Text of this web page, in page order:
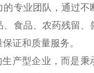
专业团队，通过
食品、农药残留
证和质量服务。
产型企业，而是